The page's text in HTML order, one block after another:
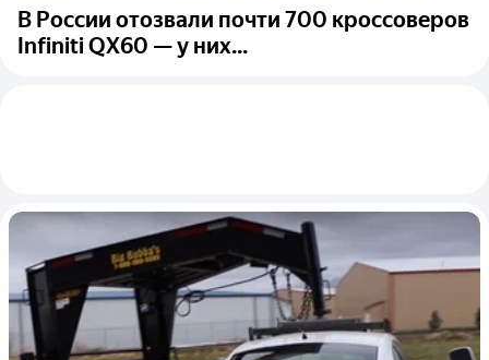
В России отозвали почти 700 кроссоверов
Infiniti QX60 — у них...